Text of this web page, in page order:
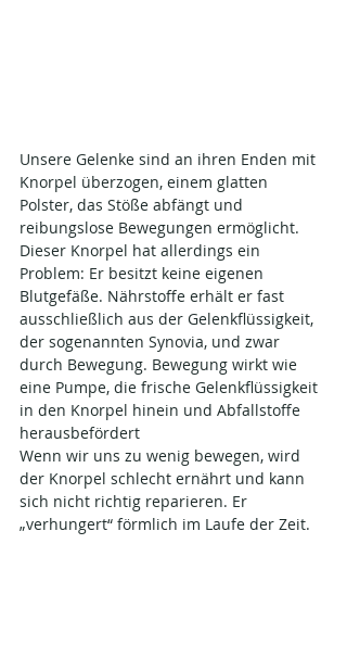
Unsere Gelenke sind an ihren Enden mit
Knorpel überzogen, einem glatten
Polster, das Stöße abfängt und
reibungslose Bewegungen ermöglicht.
Dieser Knorpel hat allerdings ein
Problem: Er besitzt keine eigenen
Blutgefäße. Nährstoffe erhält er fast
ausschließlich aus der Gelenkflüssigkeit,
der sogenannten Synovia, und zwar
durch Bewegung. Bewegung wirkt wie
eine Pumpe, die frische Gelenkflüssigkeit
in den Knorpel hinein und Abfallstoffe
herausbefördert​
Wenn wir uns zu wenig bewegen, wird
der Knorpel schlecht ernährt und kann
sich nicht richtig reparieren. Er
„verhungert“ förmlich im Laufe der Zeit​.